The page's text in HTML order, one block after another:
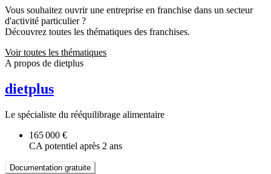
Vous souhaitez ouvrir une entreprise en franchise dans un secteur
d'activité particulier ?
Découvrez toutes les thématiques des franchises.
Voir toutes les thématiques
A propos de dietplus
dietplus
Le spécialiste du rééquilibrage alimentaire
165 000 €
CA potentiel après 2 ans
Documentation gratuite